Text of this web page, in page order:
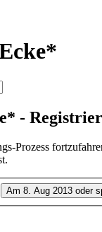
-
Prozess